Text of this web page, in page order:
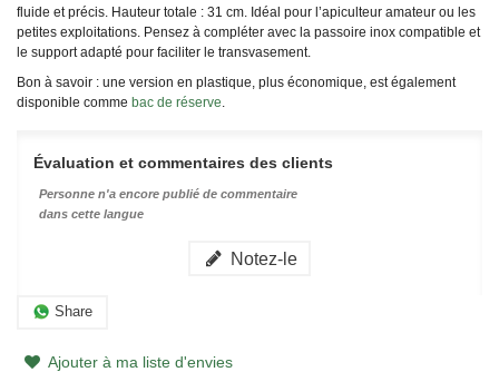
fluide et précis. Hauteur totale : 31 cm. Idéal pour l’apiculteur amateur ou les
petites exploitations. Pensez à compléter avec la passoire inox compatible et
le support adapté pour faciliter le transvasement.
Bon à savoir : une version en plastique, plus économique, est également
disponible comme bac de réserve
Évaluation et commentaires des clients
Personne n'a encore publié de commentaire
dans cette langue
Notez-le
Share
Ajouter à ma liste d'envies